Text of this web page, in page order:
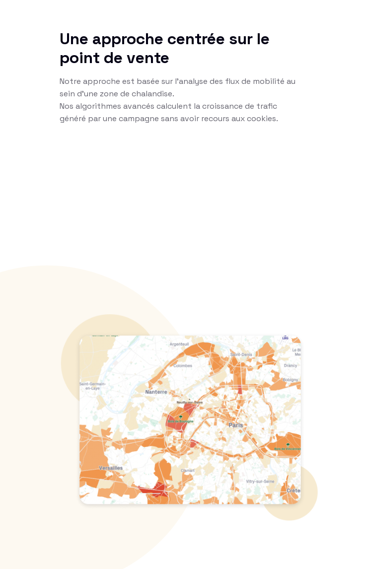
Une approche centrée sur le
point de vente
Notre approche est basée sur l’analyse des flux de mobilité au
sein d’une zone de chalandise.
Nos algorithmes avancés calculent la croissance de trafic
généré par une campagne sans avoir recours aux cookies.